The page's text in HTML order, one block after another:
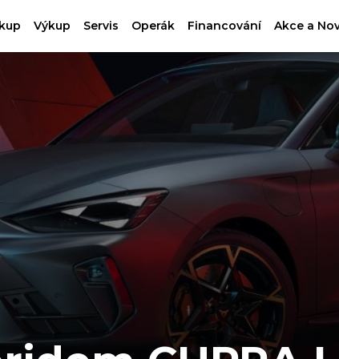
Výkup Servis Operák Financování Akce a